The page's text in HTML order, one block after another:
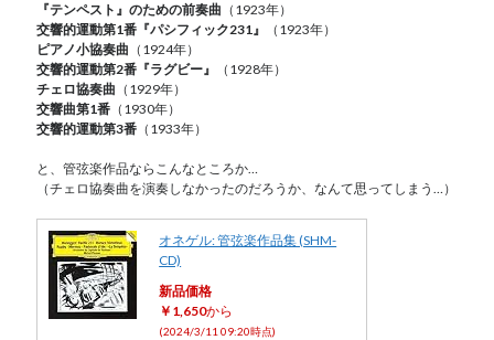
『テンペスト』のための前奏曲 （1923年）
交響的運動第1番『パシフィック231』
（1923年）
ピアノ小協奏曲 （1924年）
交響的運動第2番『ラグビー』
（1928年）
チェロ協奏曲 （1929年）
交響曲第1番 （1930年）
交響的運動第3番 （1933年）
と、管弦楽作品ならこんなところか…
（チェロ協奏曲を演奏しなかったのだろうか、なんて思ってしまう…）
オネゲル: 管弦楽作品集 (SHM-
CD)
新品価格
￥1,650から
(2024/3/11 09:20時点)